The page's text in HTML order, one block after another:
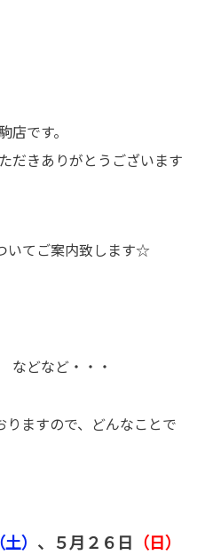
です。
だきありがとうございます
いてご案内致します☆
ど・・・
りますので、どんなことで
（土） 、５月２６日 （日）